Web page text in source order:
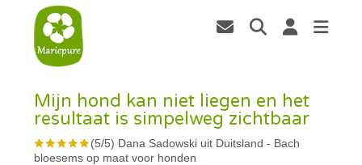
Mijn hond kan niet liegen en het
resultaat is simpelweg zichtbaar
(5/5) Dana Sadowski uit Duitsland - Bach
bloesems op maat voor honden